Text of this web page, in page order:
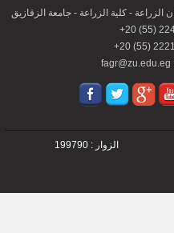
الزراعة - كلية الزراعة - جامعة الزقازيق
الزوار : 199790